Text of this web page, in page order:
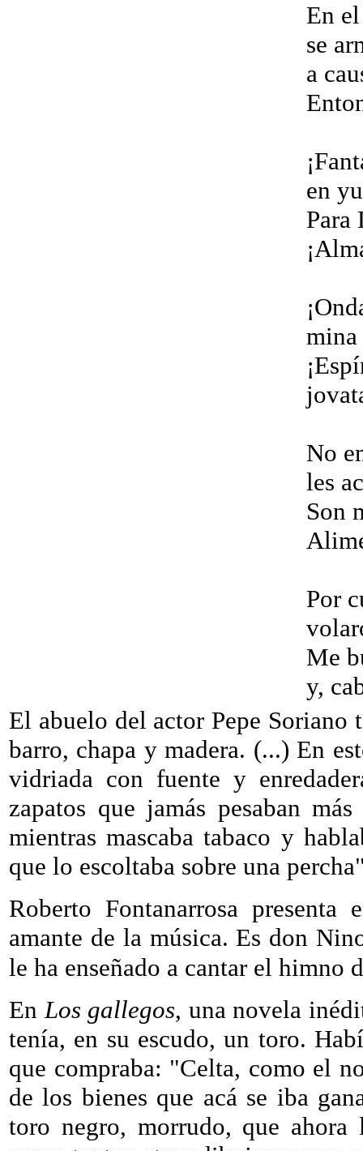
En
se
a
en
Para
mina
No
les
Son
Por
Me
y,
El abuelo del actor Pepe
barro, chapa y madera. (...) En
vidriada con fuente y
zapatos que jamás pesaban
mientras mascaba tabaco y
que lo escoltaba sobre una
Roberto Fontanarrosa
amante de la música. Es don
le ha enseñado a cantar el himno
En Los gallegos, una novela
tenía, en su escudo, un toro.
que compraba: "Celta, como el
de los bienes que acá se iba
toro negro, morrudo, que